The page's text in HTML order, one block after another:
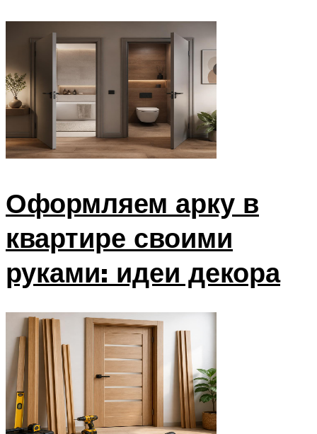
Оформляем арку в
квартире своими
руками: идеи декора